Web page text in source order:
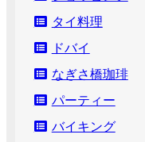
タイ料理
ドバイ
なぎさ橋珈琲
パーティー
バイキング